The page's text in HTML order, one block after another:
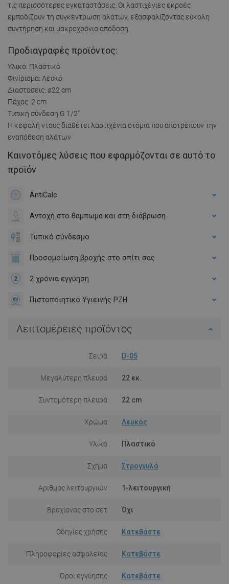
τις περισσότερες εγκαταστάσεις. Οι λαστιχένιες εκροές
εμποδίζουν τη συγκέντρωση αλάτων, εξασφαλίζοντας εύκολη
συντήρηση και μακροχρόνια απόδοση.
Προδιαγραφές προϊόντος:
Υλικό: Πλαστικό
Φινίρισμα: Λευκό
Διαστάσεις: ø22 cm
Πάχος: 2 cm
Τυπική σύνδεση G 1/2"
Η κεφαλή ντους διαθέτει λαστιχένια στόμια που αποτρέπουν την
εναπόθεση αλάτων
Καινοτόμες λύσεις που εφαρμόζονται σε αυτό το
προϊόν
AntiCalc
Αντοχή στο θαμπωμα και στη διάβρωση
Τυπικό σύνδεσμο
Προσομοίωση βροχής στο σπίτι σας
2 χρόνια εγγύηση
Πιστοποιητικό Υγιεινής PZH
Λεπτομέρειες προϊόντος
Σειρά D-05
Μεγαλύτερη πλευρά 22 εκ.
Συντομότερη πλευρά 22 cm
Χρώμα Λευκός
Υλικό Πλαστικό
Σχήμα Στρογγυλό
Αριθμός λειτουργιών 1-λειτουργική
Βραχίονας στο σετ Όχι
Οδηγίες χρήσης Κατεβάστε
Πληροφορίες ασφαλείας Κατεβάστε
Όροι εγγύησης Κατεβάστε